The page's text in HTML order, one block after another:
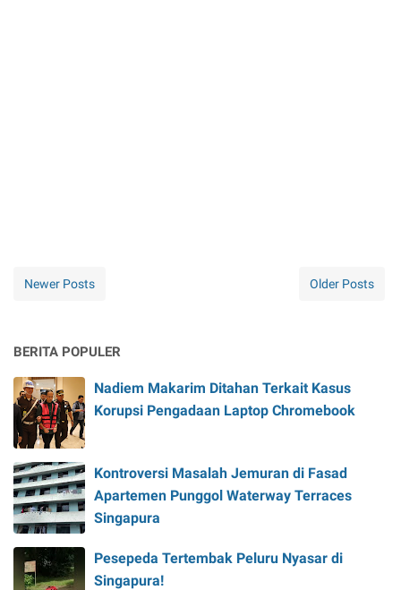
Newer Posts Older Posts
BERITA POPULER
Nadiem Makarim Ditahan Terkait Kasus
Korupsi Pengadaan Laptop Chromebook
Kontroversi Masalah Jemuran di Fasad
Apartemen Punggol Waterway Terraces
Singapura
Pesepeda Tertembak Peluru Nyasar di
Singapura!